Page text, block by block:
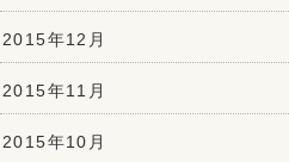
2015年12月
2015年11月
2015年10月